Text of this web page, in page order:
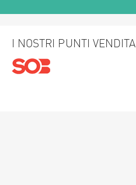
I NOSTRI PUNTI VENDITA